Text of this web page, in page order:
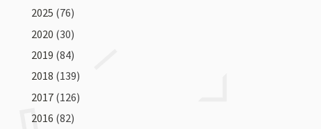
2025 (76)
2020 (30)
2019 (84)
2018 (139)
2017 (126)
2016 (82)